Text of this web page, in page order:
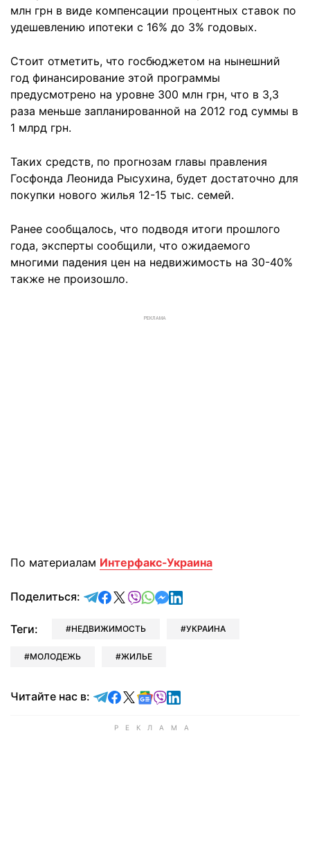
млн грн в виде компенсации процентных ставок по
удешевлению ипотеки с 16% до 3% годовых.
Стоит отметить, что госбюджетом на нынешний
год финансирование этой программы
предусмотрено на уровне 300 млн грн, что в 3,3
раза меньше запланированной на 2012 год суммы в
1 млрд грн.
Таких средств, по прогнозам главы правления
Госфонда Леонида Рысухина, будет достаточно для
покупки нового жилья 12-15 тыс. семей.
Ранее сообщалось, что подводя итоги прошлого
года, эксперты сообщили, что ожидаемого
многими падения цен на недвижимость на 30-40%
также не произошло.
РЕКЛАМА
По материалам Интерфакс-Украина
Поделиться: отправить в Telegram
поделиться в Facebook
поделиться в X
отправить в Viber
отправить в Whatsapp
отправить в Messenger
отправить в LinkedIn
Теги: НЕДВИЖИМОСТЬ УКРАИНА
МОЛОДЕЖЬ ЖИЛЬЕ
Читайте нас в: Читайте в Telegram
Читайте в Facebook
Читайте в X
Читайте в Google news
Читайте в Viber
Читайте в LinkedIn